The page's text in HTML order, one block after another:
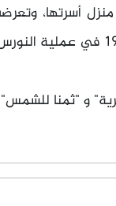
منزل أسرتها،
و١٠ سنوات، وتم تحريرها
و "ثمنا للشمس"